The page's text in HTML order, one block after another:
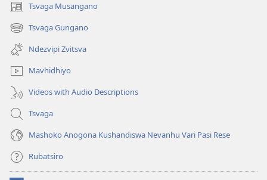
Tsvaga Musangano
(opens
new
window)
Tsvaga Gungano
(opens
new
window)
Ndezvipi Zvitsva
Mavhidhiyo
Videos with Audio Descriptions
Tsvaga
Mashoko Anogona Kushandiswa Nevanhu Vari Pasi Rese
Rubatsiro